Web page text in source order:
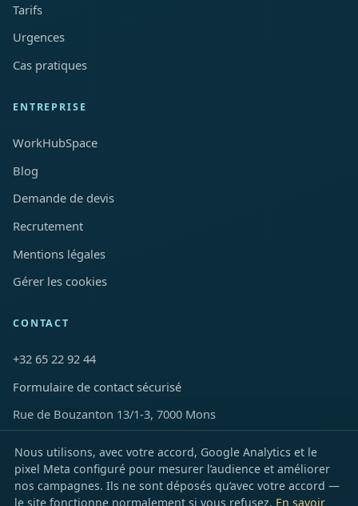
Tarifs
Urgences
Cas pratiques
ENTREPRISE
WorkHubSpace
Blog
Demande de devis
Recrutement
Mentions légales
Gérer les cookies
CONTACT
+32 65 22 92 44
Formulaire de contact sécurisé
Rue de Bouzanton 13/1-3, 7000 Mons
LinkedInFacebookInstagramYouTubeTikTokXSnapchat
Nous utilisons, avec votre accord, Google Analytics et le
pixel Meta configuré pour mesurer l’audience et améliorer
nos campagnes. Ils ne sont déposés qu’avec votre accord —
le site fonctionne normalement si vous refusez. En savoir